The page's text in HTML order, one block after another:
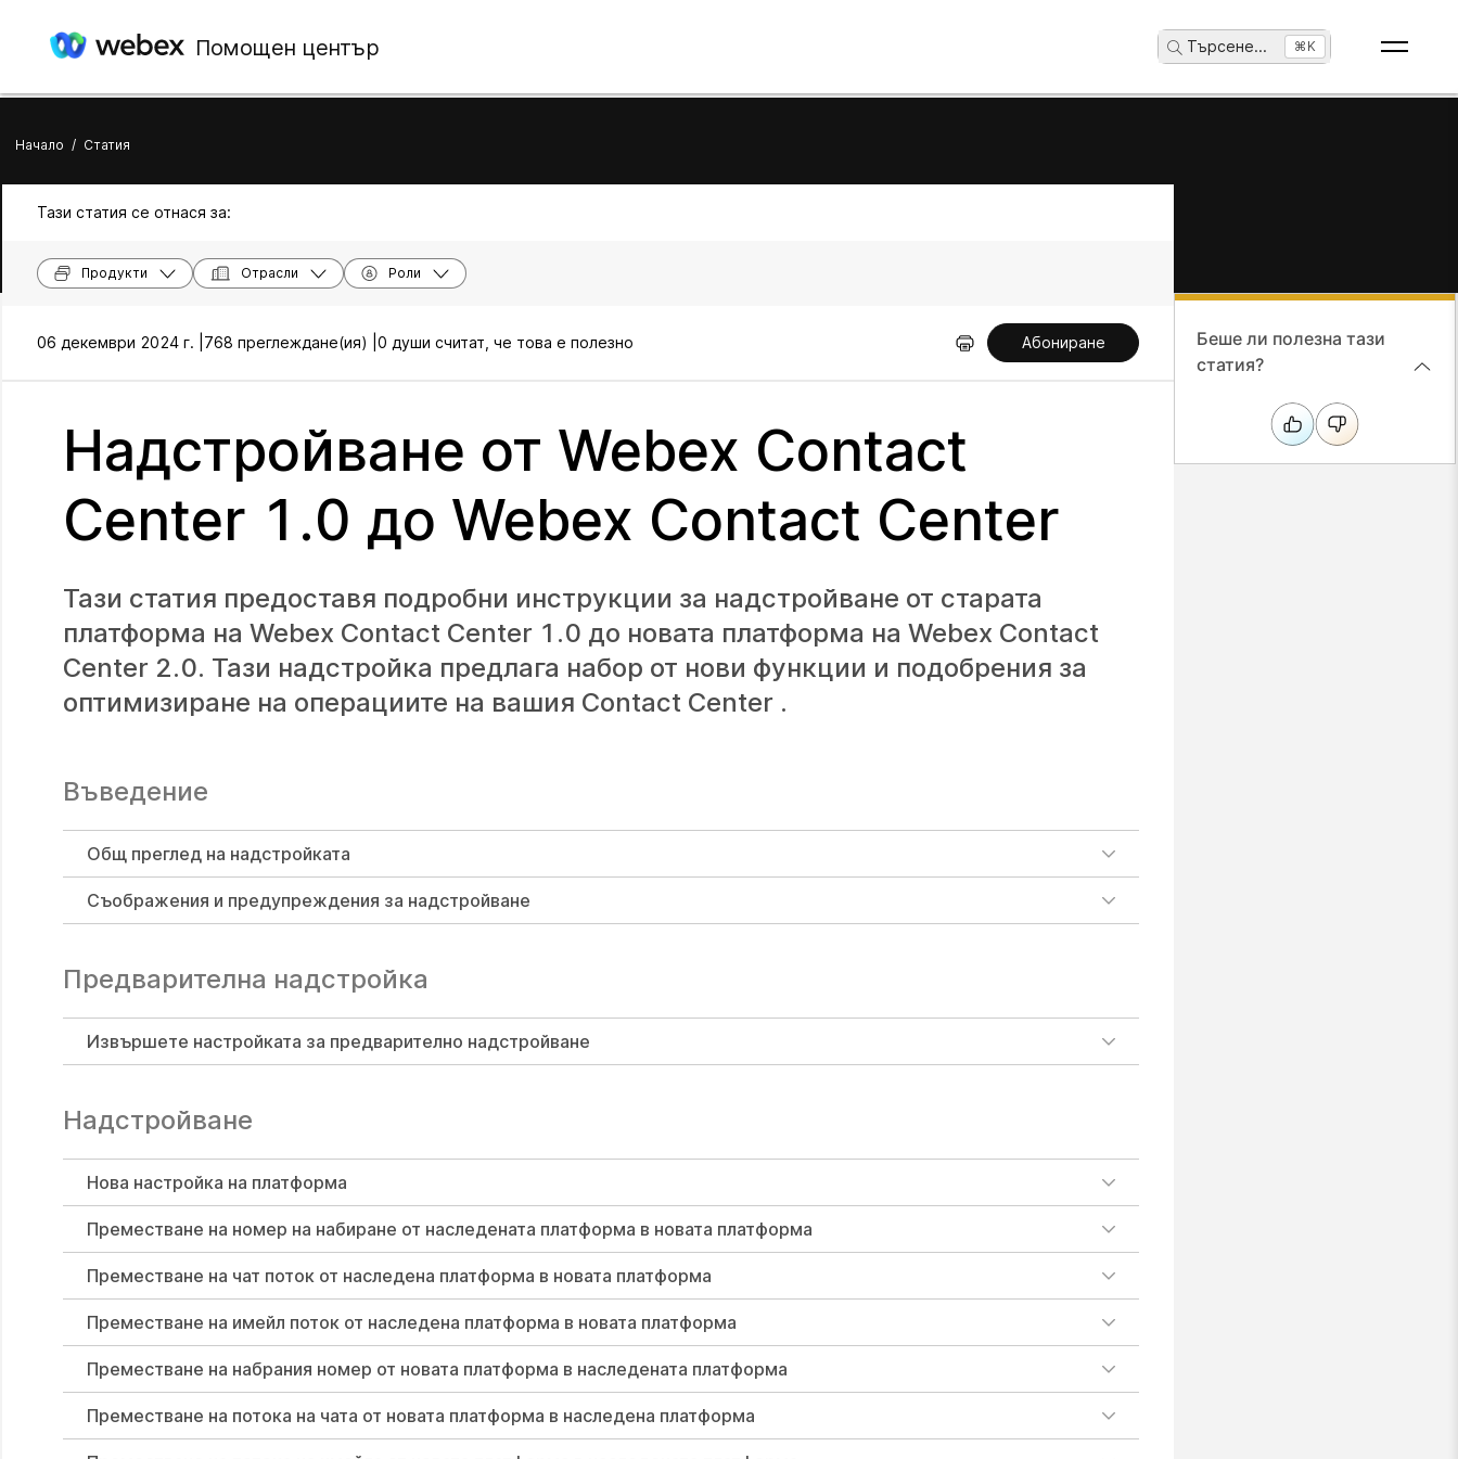
Помощен център Търсене... ⌘K
Начало / Статия
Тази статия се отнася за:
Продукти Отрасли Роли
06 декември 2024 г. | 768 преглеждане(ия) | 0 души считат, че това е полезно Абониране
Надстройване от Webex Contact
Center 1.0 до Webex Contact Center
Тази статия предоставя подробни инструкции за надстройване от старата
платформа на Webex Contact Center 1.0 до новата платформа на Webex Contact
Center 2.0. Тази надстройка предлага набор от нови функции и подобрения за
оптимизиране на операциите на вашия Contact Center .
Въведение
Общ преглед на надстройката
Съображения и предупреждения за надстройване
Предварителна надстройка
Извършете настройката за предварително надстройване
Надстройване
Нова настройка на платформа
Преместване на номер на набиране от наследената платформа в новата платформа
Преместване на чат поток от наследена платформа в новата платформа
Преместване на имейл поток от наследена платформа в новата платформа
Преместване на набрания номер от новата платформа в наследената платформа
Преместване на потока на чата от новата платформа в наследена платформа
Беше ли полезна тази
статия?